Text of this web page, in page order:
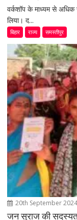
वर्कशॉप के माध्यम से
लिया। द...
बिहार राज्य समस्तीपुर
20th September
जन सुराज की